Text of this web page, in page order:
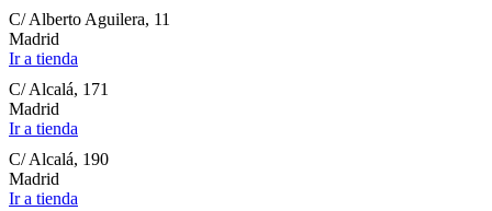
C/ Alberto Aguilera, 11
Madrid
Ir a tienda
C/ Alcalá, 171
Madrid
Ir a tienda
C/ Alcalá, 190
Madrid
Ir a tienda